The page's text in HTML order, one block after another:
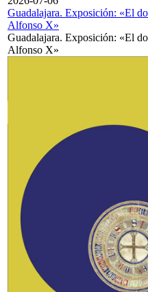
Guadalajara. Exposición: «El
Alfonso X»
Guadalajara. Exposición: «El
Alfonso X»